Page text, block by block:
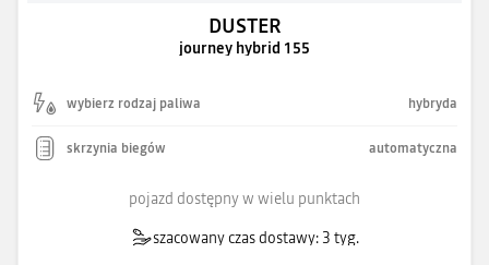
DUSTER
journey hybrid 155
wybierz rodzaj paliwa hybryda
skrzynia biegów automatyczna
pojazd dostępny w wielu punktach
szacowany czas dostawy: 3 tyg.